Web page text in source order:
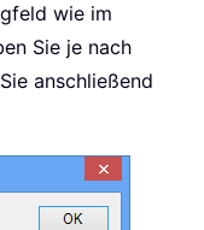
wie im
Sie je nach
anschließend